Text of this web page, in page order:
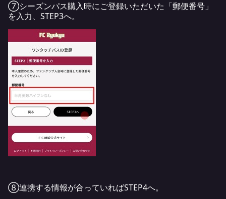
⑦シーズンパス購入時にご登録いただいた「郵便番号」
を入力、STEP3へ。
⑧連携する情報が合っていればSTEP4へ。